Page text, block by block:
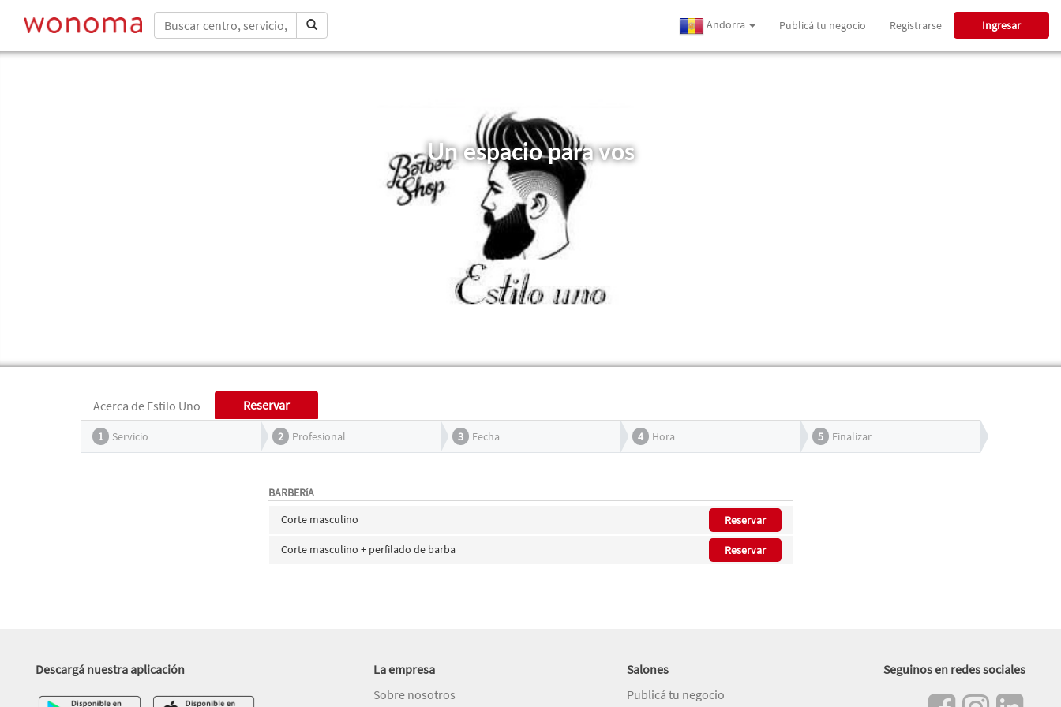
Andorra Publicá tu negocio Registrarse Ingresar
Un espacio para vos
Acerca de Estilo Uno Reservar
1 Servicio 2 Profesional 3 Fecha 4 Hora 5 Finalizar
BARBERíA
Corte masculino
Reservar
Corte masculino + perfilado de barba Reservar
Descargá nuestra aplicación
La empresa
Sobre nosotros
Salones
Publicá tu negocio
Seguinos en redes sociales